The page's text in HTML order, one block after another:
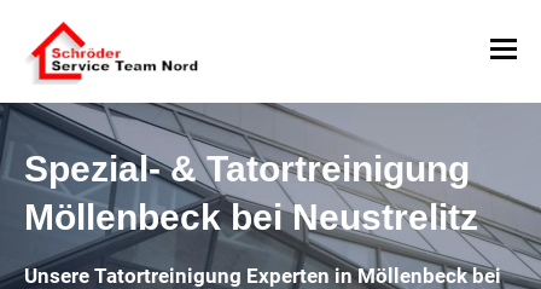
Spezial- & Tatortreinigung
Möllenbeck bei Neustrelitz
Unsere Tatortreinigung Experten in Möllenbeck bei